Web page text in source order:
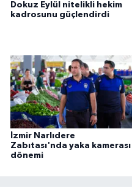
Dokuz Eylül nitelikli hekim
kadrosunu güçlendirdi
İzmir Narlıdere
Zabıtası'nda yaka kamerası
dönemi